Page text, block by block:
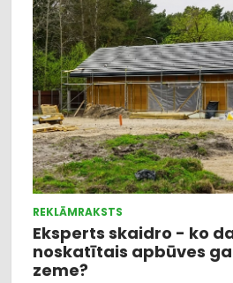
REKLĀMRAKSTS
Eksperts skaidro - ko
noskatītais apbūves
zeme?